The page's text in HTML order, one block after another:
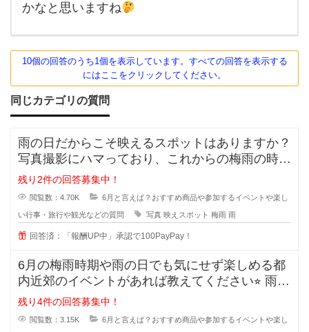
かなと思いますね
10個の回答のうち1個を表示しています。すべての回答を表示する
にはここをクリックしてください。
同じカテゴリの質問
雨の日だからこそ映えるスポットはありますか？
写真撮影にハマっており、これからの梅雨の時期
はせっかくなので雨をテーマにした
残り2件の回答募集中！
閲覧数：4.70K 6月と言えば？おすすめ商品や参加するイベントや楽し
い行事・旅行や観光などの質問 写真 映えスポット 梅雨 雨
回答済：「報酬UP中」承認で100PayPay！
6月の梅雨時期や雨の日でも気にせず楽しめる都
内近郊のイベントがあれば教えてください⭐︎ 雨の
日だとな
残り4件の回答募集中！
閲覧数：3.15K 6月と言えば？おすすめ商品や参加するイベントや楽し